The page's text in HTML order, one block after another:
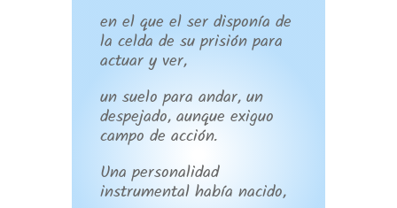
en el que el ser disponía de
la celda de su prisión para
actuar y ver,
un suelo para andar, un
despejado, aunque exiguo
campo de acción.
Una personalidad
instrumental había nacido,